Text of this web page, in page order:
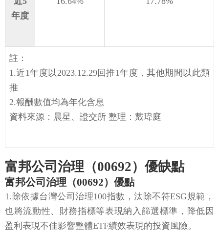
年度
註：
1.近1年度以2023.12.29回推1年度，其他期間以此類
推
2.報酬數值均為年化含息
資料來源：晨星、證交所 整理：戴瑋庭
富邦公司治理（00692）優缺點
富邦公司治理（00692）優點
1.除依據台灣公司治理100指數，汰除不符ESG規範，
也將流動性、財務指標等表現納入篩選標準，降低因
盈利表現不佳影響整體ETF績效表現的投資風險。